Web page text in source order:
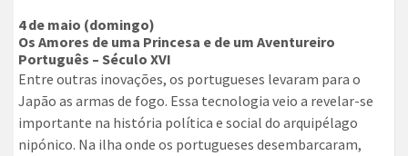
4 de maio (domingo)
Os Amores de uma Princesa e de um Aventureiro
Português – Século XVI
Entre outras inovações, os portugueses levaram para o
Japão as armas de fogo. Essa tecnologia veio a revelar-se
importante na história política e social do arquipélago
nipónico. Na ilha onde os portugueses desembarcaram,